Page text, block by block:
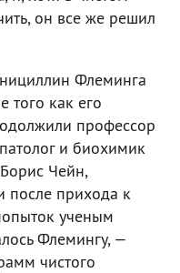
он все же решил
Флеминга
того как его
профессор
и биохимик
Чейн,
после прихода к
ученым
Флемингу, —
чистого